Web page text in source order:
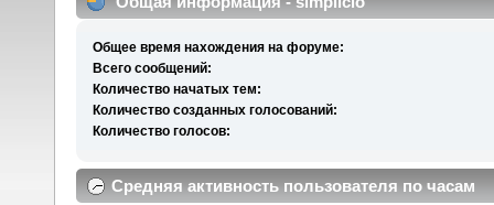
Общее время нахождения на форуме:
Всего сообщений:
Количество начатых тем:
Количество созданных голосований:
Количество голосов:
Средняя активность пользователя по часам